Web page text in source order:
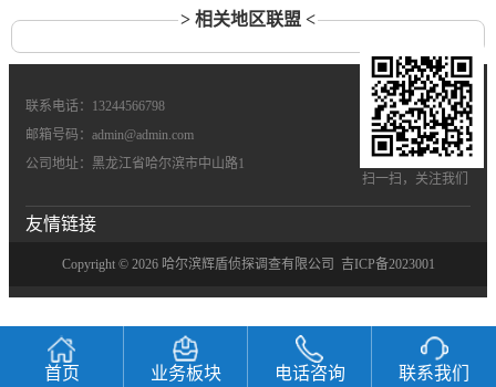
> 相关地区联盟 <
联系电话：13244566798
邮箱号码：admin@admin.com
公司地址：黑龙江省哈尔滨市中山路1
扫一扫，关注我们
友情链接
Copyright © 2026 哈尔滨辉盾侦探调查有限公司 吉ICP备2023001
首页 业务板块 电话咨询 联系我们